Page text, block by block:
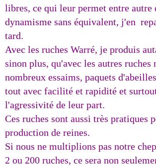
libres, ce qui leur permet entre autre
dynamisme sans équivalent, j'en
tard.
Avec les ruches Warré, je produis
sinon plus, qu'avec les autres ruches
nombreux essaims, paquets
tout avec facilité et rapidité et
l'agressivité de leur part.
Ces ruches sont aussi très pratiques
production de reines.
Si nous ne multiplions pas notre
2 ou 200 ruches, ce sera non